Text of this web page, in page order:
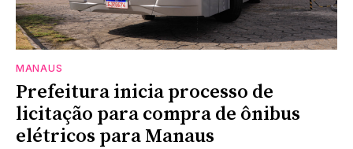
MANAUS
Prefeitura inicia processo de
licitação para compra de ônibus
elétricos para Manaus